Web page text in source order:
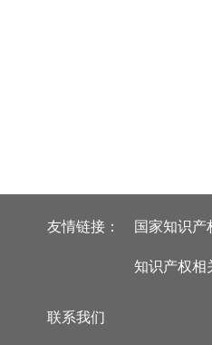
友情链接： 国家知识产
知识产权相
联系我们